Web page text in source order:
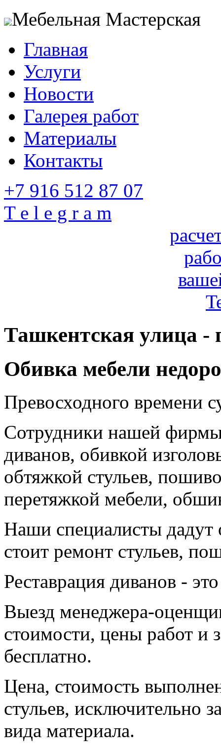
Мебельная Мастерская
Главная
Услуги
Новости
Галерея работ
Материалы
Контакты
+7 916 512 87 07
T e l e g r a m
Ташкентская улица -
Обивка мебели
Превосходного времени
Сотрудники нашей
диванов, обивкой
обтяжкой стульев,
перетяжкой мебели,
Наши специалисты дадут
стоит ремонт стульев,
Реставрация диванов -
Выезд менеджера-
стоимости, цены работ и
бесплатно.
Цена, стоимость
стульев, исключительно
вида материала.